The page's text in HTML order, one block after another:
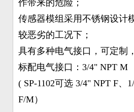
作带来的危险；
传感器模组采用不锈钢设计
较恶劣的工况下；
具有多种电气接口，可定制
标配电气接口：3/4" NPT M
( SP-1102可选 3/4" NPT F、
F/M）